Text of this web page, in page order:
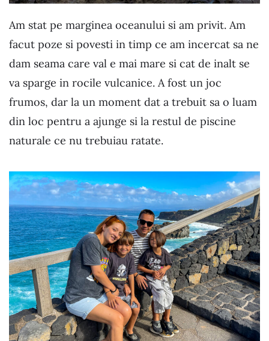
Am stat pe marginea oceanului si am privit. Am
facut poze si povesti in timp ce am incercat sa ne
dam seama care val e mai mare si cat de inalt se
va sparge in rocile vulcanice. A fost un joc
frumos, dar la un moment dat a trebuit sa o luam
din loc pentru a ajunge si la restul de piscine
naturale ce nu trebuiau ratate.